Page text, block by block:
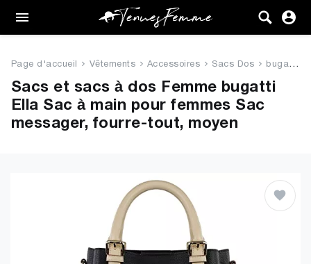
Femme
Vêtements
Page d'accueil Vêtements Accessoires Sacs Dos bugatti Ella Sac à main pour ...
Sacs et sacs à dos Femme bugatti
Ella Sac à main pour femmes Sac
messager, fourre-tout, moyen